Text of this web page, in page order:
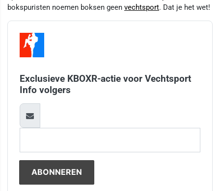
bokspuristen noemen boksen geen vechtsport. Dat je het wet!
Exclusieve KBOXR-actie voor Vechtsport
Info volgers